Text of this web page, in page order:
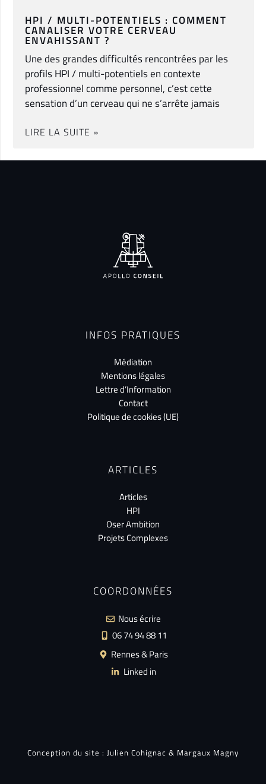
HPI / MULTI-POTENTIELS : COMMENT
CANALISER VOTRE CERVEAU
ENVAHISSANT ?
Une des grandes difficultés rencontrées par les
profils HPI / multi-potentiels en contexte
professionnel comme personnel, c’est cette
sensation d’un cerveau qui ne s’arrête jamais
LIRE LA SUITE »
INFOS PRATIQUES
Médiation
Mentions légales
Lettre d’Information
Contact
Politique de cookies (UE)
ARTICLES
Articles
HPI
Oser Ambition
Projets Complexes
COORDONNÉES
Nous écrire
06 74 94 88 11
Rennes & Paris
Linked in
Conception du site : Julien Cohignac & Margaux Magny